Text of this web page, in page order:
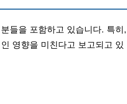
들을 포함하고 있습니다. 특히,
영향을 미친다고 보고되고 있